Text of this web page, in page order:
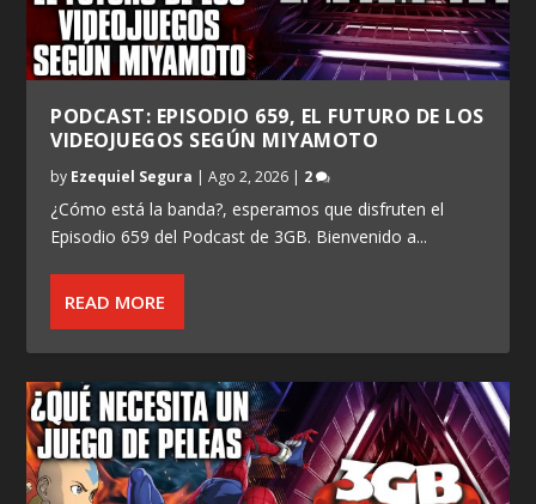
PODCAST: EPISODIO 659, EL FUTURO DE LOS
VIDEOJUEGOS SEGÚN MIYAMOTO
by Ezequiel Segura |Ago 2, 2026 | 2
¿Cómo está la banda?, esperamos que disfruten el
Episodio 659 del Podcast de 3GB. Bienvenido a...
READ MORE